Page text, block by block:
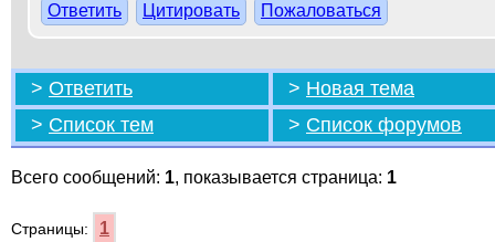
Ответить Цитировать Пожаловаться
> Ответить > Новая тема
> Список тем > Список форумов
Всего сообщений: 1, показывается страница: 1
Страницы: 1